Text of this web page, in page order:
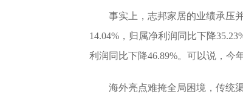
事实上，志邦家居的业绩承压
14.04%，归属净利润同比下降
利润同比下降46.89%。可以说，今
海外亮点难掩全局困境，传统